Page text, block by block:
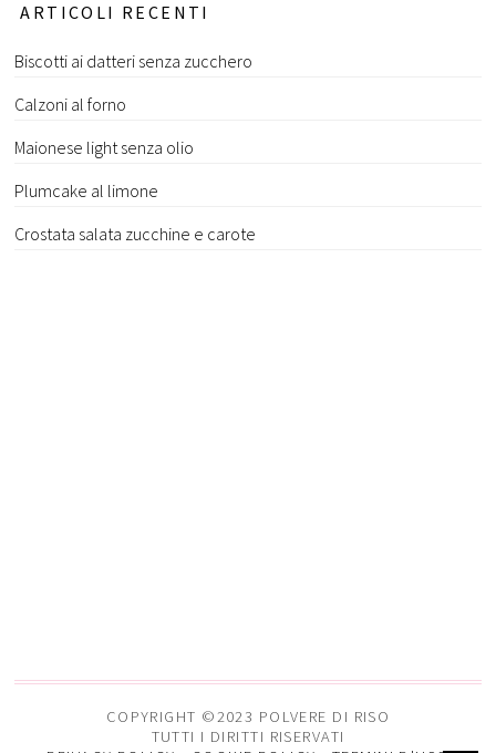
ARTICOLI RECENTI
Biscotti ai datteri senza zucchero
Calzoni al forno
Maionese light senza olio
Plumcake al limone
Crostata salata zucchine e carote
COPYRIGHT ©2023 POLVERE DI RISO
TUTTI I DIRITTI RISERVATI